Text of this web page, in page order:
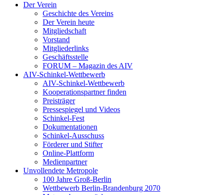
Der Verein
Geschichte des Vereins
Der Verein heute
Mitgliedschaft
Vorstand
Mitgliederlinks
Geschäftsstelle
FORUM – Magazin des AIV
AIV-Schinkel-Wettbewerb
AIV-Schinkel-Wettbewerb
Kooperationspartner finden
Preisträger
Pressespiegel und Videos
Schinkel-Fest
Dokumentationen
Schinkel-Ausschuss
Förderer und Stifter
Online-Plattform
Medienpartner
Unvollendete Metropole
100 Jahre Groß-Berlin
Wettbewerb Berlin-Brandenburg 2070